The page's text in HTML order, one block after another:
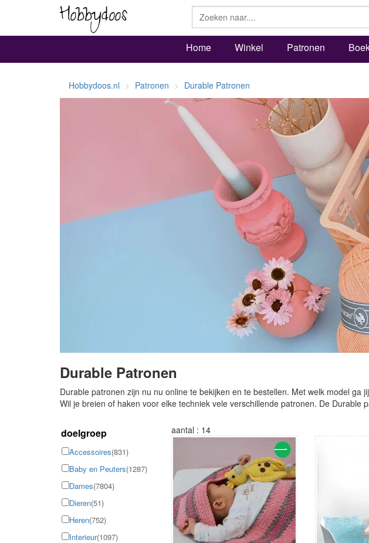
Home Winkel Patronen
Hobbydoos.nl Patronen Durable Patronen
Durable Patronen
Durable patronen zijn nu nu online te bekijken en te bestellen. Met welk model
Wil je breien of haken voor elke techniek vele verschillende patronen. De
doelgroep
Accessoires(831)
Baby en Peuters(1287)
Dames(7804)
Dieren(51)
Heren(752)
Interieur(1097)
aantal : 14